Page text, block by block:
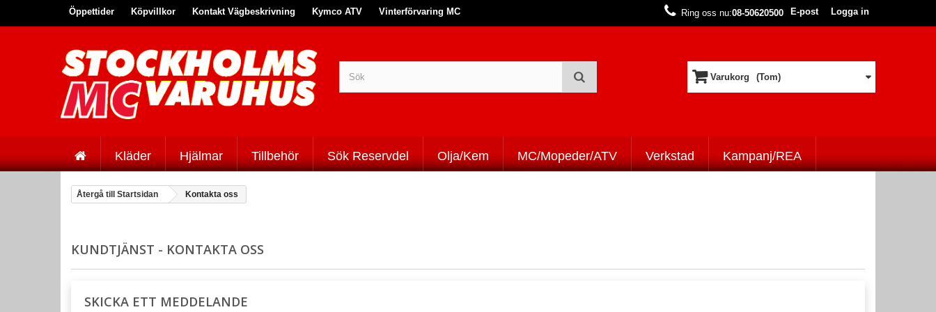
Öppettider Köpvillkor Kontakt Vägbeskrivning Kymco ATV Vinterförvaring MC Logga in
E-post
Ring oss nu:08-50620500
Varukorg (Tom)
Kläder Hjälmar Tillbehör Sök Reservdel Olja/Kem MC/Mopeder/ATV Verkstad Kampanj/REA
Återgå till Startsidan Kontakta oss
KUNDTJÄNST - KONTAKTA OSS
SKICKA ETT MEDDELANDE